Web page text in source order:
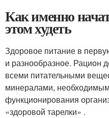
Как именно
этом худеть
Здоровое питание в
и разнообразное. Рацион
всеми питательными
минералами,
функционирования
«здоровой тарелки» .